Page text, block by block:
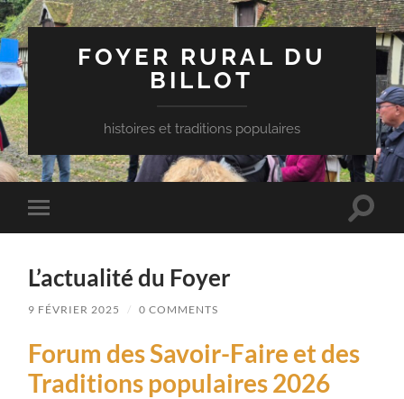
FOYER RURAL DU
BILLOT
histoires et traditions populaires
Toggle
mobile
Toggle
L’actualité du Foyer
9 FÉVRIER 2025 / 0 COMMENTS
Forum des Savoir-Faire et des
Traditions populaires 2026